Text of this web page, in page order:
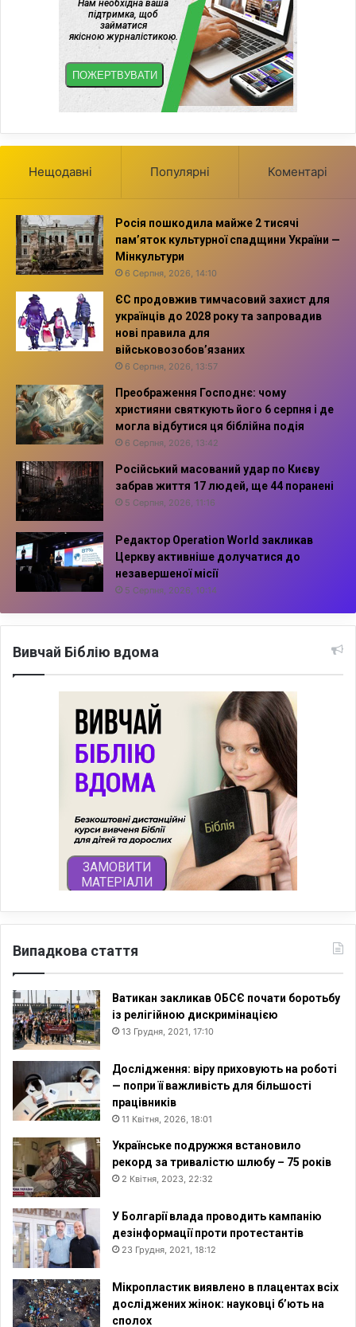
Нещодавні Популярні Коментарі
Росія пошкодила майже 2 тисячі
пам’яток культурної спадщини України —
Мінкультури
6 Серпня, 2026, 14:10
ЄС продовжив тимчасовий захист для
українців до 2028 року та запровадив
нові правила для
військовозобов’язаних
6 Серпня, 2026, 13:57
Преображення Господнє: чому
християни святкують його 6 серпня і де
могла відбутися ця біблійна подія
6 Серпня, 2026, 13:42
Російський масований удар по Києву
забрав життя 17 людей, ще 44 поранені
5 Серпня, 2026, 11:16
Редактор Operation World закликав
Церкву активніше долучатися до
незавершеної місії
5 Серпня, 2026, 10:14
Вивчай Біблію вдома
Випадкова стаття
Ватикан закликав ОБСЄ почати боротьбу
із релігійною дискримінацією
13 Грудня, 2021, 17:10
Дослідження: віру приховують на роботі
— попри її важливість для більшості
працівників
11 Квітня, 2026, 18:01
Українське подружжя встановило
рекорд за тривалістю шлюбу – 75 років
2 Квітня, 2023, 22:32
У Болгарії влада проводить кампанію
дезінформації проти протестантів
23 Грудня, 2021, 18:12
Мікропластик виявлено в плацентах всіх
досліджених жінок: науковці б’ють на
сполох